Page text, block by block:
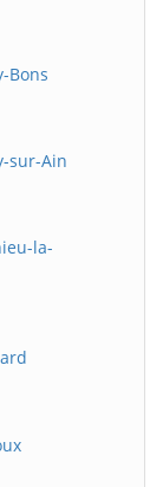
Bons
sur-Ain
la-